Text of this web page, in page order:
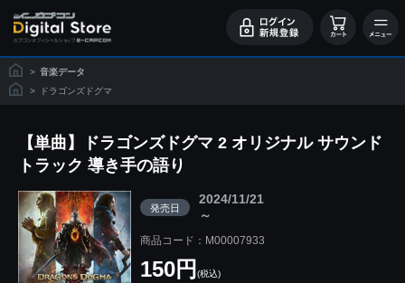
> 音楽データ
>
ドラゴンズドグマ
【単曲】ドラゴンズドグマ 2 オリジナル サウンド
トラック 導き手の語り
発売日
2024/11/21
～
商品コード：M00007933
150円 (税込)